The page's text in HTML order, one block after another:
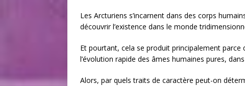
Les Arcturiens s’incarnent dans des corps
découvrir l’existence dans le monde
Et pourtant, cela se produit principalement parce
l’évolution rapide des âmes humaines pures,
Alors, par quels traits de caractère peut-on